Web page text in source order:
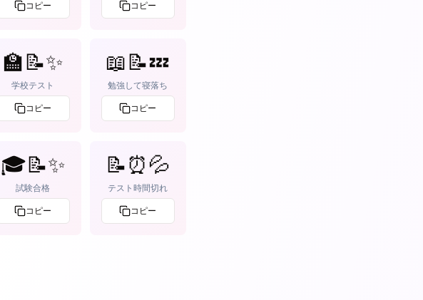
コピー コピー
🏫📝✨
学校テスト
コピー
📖📝💤
勉強して寝落ち
コピー
🎓📝✨
試験合格
コピー
📝⏰💦
テスト時間切れ
コピー